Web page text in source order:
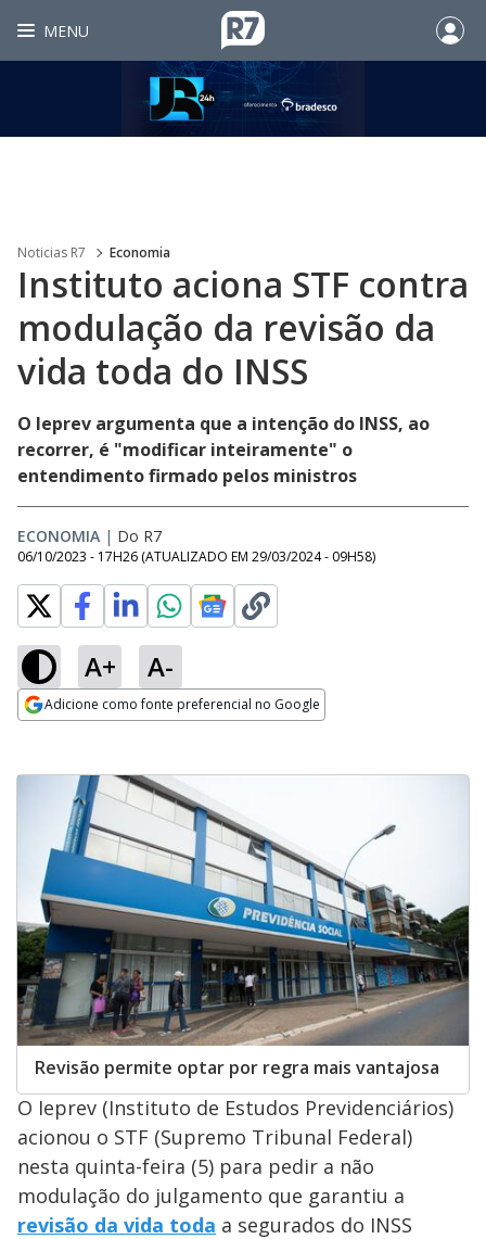
MENU
Noticias R7 Economia
Instituto aciona STF contra
modulação da revisão da
vida toda do INSS
O Ieprev argumenta que a intenção do INSS, ao
recorrer, é "modificar inteiramente" o
entendimento firmado pelos ministros
ECONOMIA | Do R7
06/10/2023 - 17H26 (ATUALIZADO EM 29/03/2024 - 09H58)
A+ A-
Adicione como fonte preferencial no Google
Revisão permite optar por regra mais vantajosa
O Ieprev (Instituto de Estudos Previdenciários)
acionou o STF (Supremo Tribunal Federal)
nesta quinta-feira (5) para pedir a não
modulação do julgamento que garantiu a
revisão da vida toda a segurados do INSS